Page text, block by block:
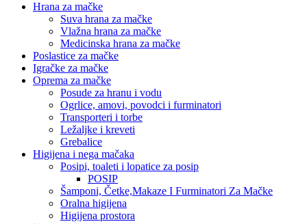
Hrana za mačke
Suva hrana za mačke
Vlažna hrana za mačke
Medicinska hrana za mačke
Poslastice za mačke
Igračke za mačke
Oprema za mačke
Posude za hranu i vodu
Ogrlice, amovi, povodci i furminatori
Transporteri i torbe
Ležaljke i kreveti
Grebalice
Higijena i nega mačaka
Posipi, toaleti i lopatice za posip
POSIP
Šamponi, Četke,Makaze I Furminatori Za Mačke
Oralna higijena
Higijena prostora